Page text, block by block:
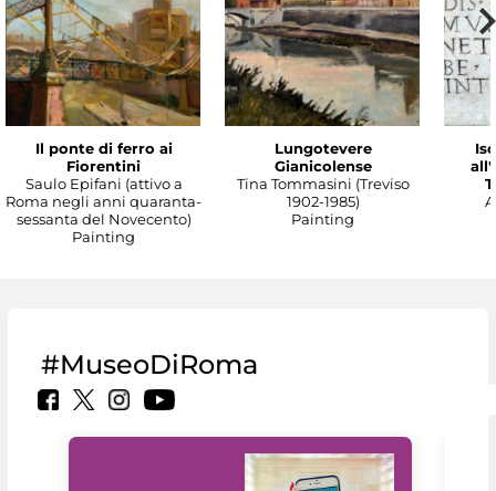
Il ponte di ferro ai
Fiorentini
Saulo Epifani (attivo a
Roma negli anni quaranta-
sessanta del Novecento)
Painting
Lungotevere
Gianicolense
Tina Tommasini (Treviso
1902-1985)
Painting
#MuseoDiRoma